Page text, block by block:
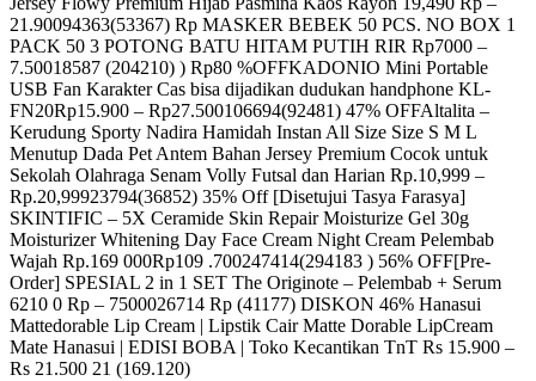
21.90094363(53367) Rp MASKER BEBEK 50 PCS. NO BOX 1
PACK 50 3 POTONG BATU HITAM PUTIH RIR Rp7000 –
7.50018587 (204210) ) Rp80 %OFFKADONIO Mini Portable
USB Fan Karakter Cas bisa dijadikan dudukan handphone KL-
FN20Rp15.900 – Rp27.500106694(92481) 47% OFFAltalita –
Kerudung Sporty Nadira Hamidah Instan All Size Size S M L
Menutup Dada Pet Antem Bahan Jersey Premium Cocok untuk
Sekolah Olahraga Senam Volly Futsal dan Harian Rp.10,999 –
Rp.20,99923794(36852) 35% Off [Disetujui Tasya Farasya]
SKINTIFIC – 5X Ceramide Skin Repair Moisturize Gel 30g
Moisturizer Whitening Day Face Cream Night Cream Pelembab
Wajah Rp.169 000Rp109 .700247414(294183 ) 56% OFF[Pre-
Order] SPESIAL 2 in 1 SET The Originote – Pelembab + Serum
6210 0 Rp – 7500026714 Rp (41177) DISKON 46% Hanasui
Mattedorable Lip Cream | Lipstik Cair Matte Dorable LipCream
Mate Hanasui | EDISI BOBA | Toko Kecantikan TnT Rs 15.900 –
Rs 21.500 21 (169.120)